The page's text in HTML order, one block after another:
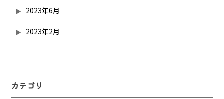
2023年6月
2023年2月
カテゴリ